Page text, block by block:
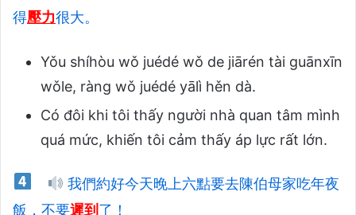
得壓力很大。
Yǒu shíhòu wǒ juédé wǒ de jiārén tài guānxīn
wǒle, ràng wǒ juédé yālì hěn dà.
Có đôi khi tôi thấy người nhà quan tâm mình
quá mức, khiến tôi cảm thấy áp lực rất lớn.
我們約好今天晚上六點要去陳伯母家吃年夜
飯，不要遲到 了！